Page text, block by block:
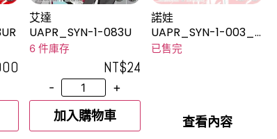
艾達
UAPR_SYN-1-083U
6 件庫存
NT$24
-
+
加入購物車
諾娃
UAPR_SYN-1-003_2
UR
已售完
查看內容